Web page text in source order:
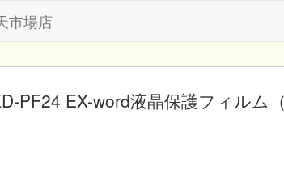
市場店
PF24 EX-word液晶保護フィルム